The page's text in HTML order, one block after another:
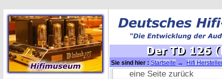
Sie sind hier : Startseite → Hifi
eine Seite zurück